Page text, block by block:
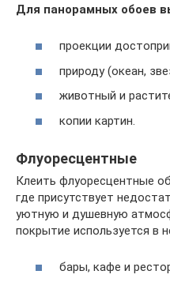
Для панорамных обоев
проекции
природу (океан,
животный и
копии картин.
Флуоресцентные
Клеить флуоресцентные
где присутствует
уютную и душевную
покрытие используется в
бары, кафе и